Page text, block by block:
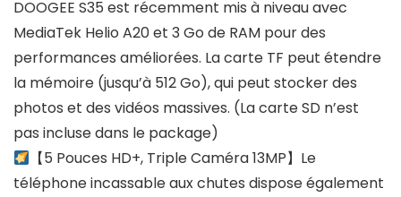
DOOGEE S35 est récemment mis à niveau avec
MediaTek Helio A20 et 3 Go de RAM pour des
performances améliorées. La carte TF peut étendre
la mémoire (jusqu’à 512 Go), qui peut stocker des
photos et des vidéos massives. (La carte SD n’est
pas incluse dans le package)
【5 Pouces HD+, Triple Caméra 13MP】Le
téléphone incassable aux chutes dispose également